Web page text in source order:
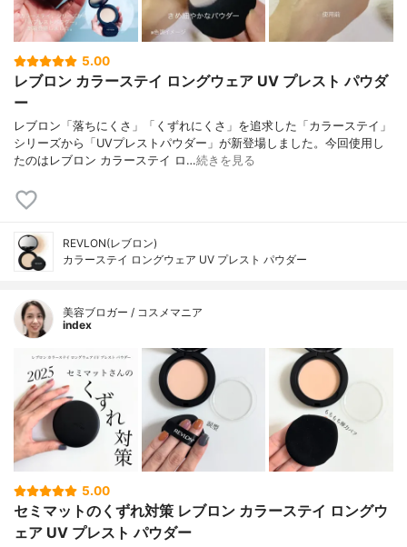
5.00
レブロン カラーステイ ロングウェア UV プレスト パウダ
ー
レブロン「落ちにくさ」「くずれにくさ」を追求した「カラーステイ」
シリーズから「UVプレストパウダー」が新登場しました。今回使用し
たのはレブロン カラーステイ ロ…続きを見る
REVLON(レブロン)
カラーステイ ロングウェア UV プレスト パウダー
美容ブロガー / コスメマニア
index
5.00
セミマットのくずれ対策 レブロン カラーステイ ロングウ
ェア UV プレスト パウダー